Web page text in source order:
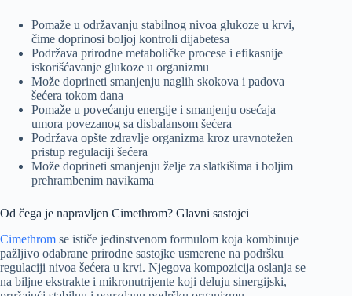
Pomaže u održavanju stabilnog nivoa glukoze u krvi,
čime doprinosi boljoj kontroli dijabetesa
Podržava prirodne metaboličke procese i efikasnije
iskorišćavanje glukoze u organizmu
Može doprineti smanjenju naglih skokova i padova
šećera tokom dana
Pomaže u povećanju energije i smanjenju osećaja
umora povezanog sa disbalansom šećera
Podržava opšte zdravlje organizma kroz uravnotežen
pristup regulaciji šećera
Može doprineti smanjenju želje za slatkišima i boljim
prehrambenim navikama
Od čega je napravljen Cimethrom? Glavni sastojci
Cimethrom se ističe jedinstvenom formulom koja kombinuje
pažljivo odabrane prirodne sastojke usmerene na podršku
regulaciji nivoa šećera u krvi. Njegova kompozicija oslanja se
na biljne ekstrakte i mikronutrijente koji deluju sinergijski,